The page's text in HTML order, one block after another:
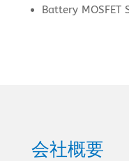
Battery MOSFET
会社概要